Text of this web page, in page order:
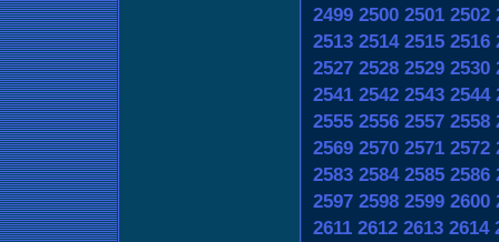
2499 2500 2501 2502
2513 2514 2515 2516
2527 2528 2529 2530
2541 2542 2543 2544
2555 2556 2557 2558
2569 2570 2571 2572
2583 2584 2585 2586
2597 2598 2599 2600
2611 2612 2613 2614